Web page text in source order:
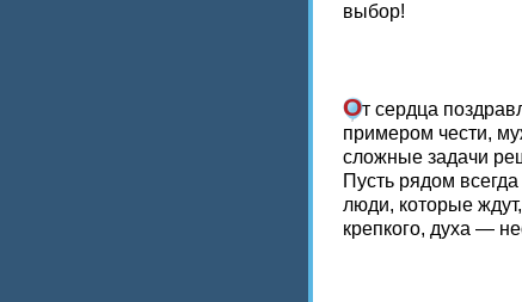
выбор!
От сердца
примером чести,
сложные задачи
Пусть рядом
люди, которые
крепкого, духа —